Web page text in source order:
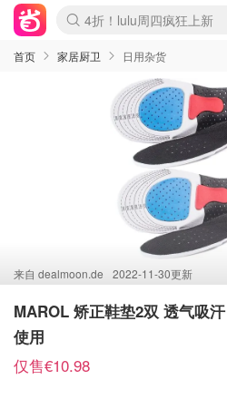
Boticinal 夏促开抢！
4折！lulu周四疯狂上新
还没结束！&OtherStories
Joybuy变相75折 随时失效
速领！Stanley独家85折
疑似霸哥！Camper额外
Zalando 奥莱闪促！每日
Moncler反季囤！5折起+
Coach Brooklyn仅€192
首页 家居厨卫 日用杂货
来自 dealmoon.de 2022-11-30更新
MAROL 矫正鞋垫2双 透气吸
使用
仅售€10.98